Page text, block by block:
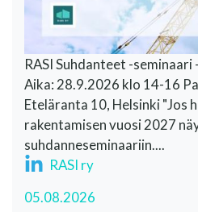
RASI Suhdanteet -
Aika: 28.9.2026 klo 14-16
Eteläranta 10, Helsinki "Jos
rakentamisen vuosi 2027
suhdanneseminaariin....
RASI ry
05.08.2026